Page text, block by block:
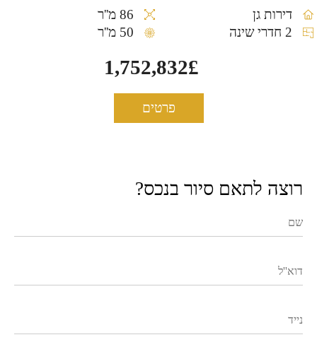
דירות גן
50 מ''ר
1,752,832£
פרטים
רוצה לתאם סיור בנכס?